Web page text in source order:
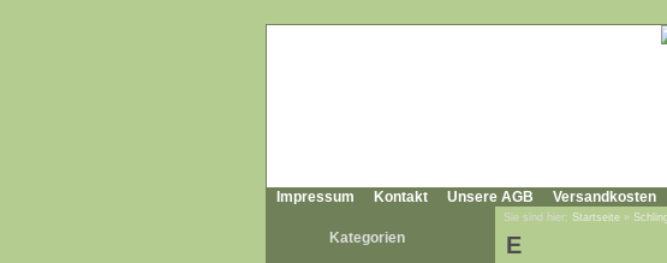
Impressum Kontakt Unsere AGB Versandkosten
Kategorien
Sie sind hier: Startseite »
E